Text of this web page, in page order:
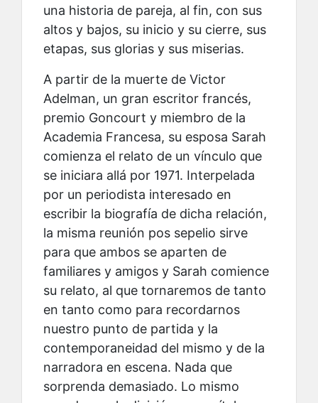
una historia de pareja, al fin, con sus
altos y bajos, su inicio y su cierre, sus
etapas, sus glorias y sus miserias.
A partir de la muerte de Victor
Adelman, un gran escritor francés,
premio Goncourt y miembro de la
Academia Francesa, su esposa Sarah
comienza el relato de un vínculo que
se iniciara allá por 1971. Interpelada
por un periodista interesado en
escribir la biografía de dicha relación,
la misma reunión pos sepelio sirve
para que ambos se aparten de
familiares y amigos y Sarah comience
su relato, al que tornaremos de tanto
en tanto como para recordarnos
nuestro punto de partida y la
contemporaneidad del mismo y de la
narradora en escena. Nada que
sorprenda demasiado. Lo mismo